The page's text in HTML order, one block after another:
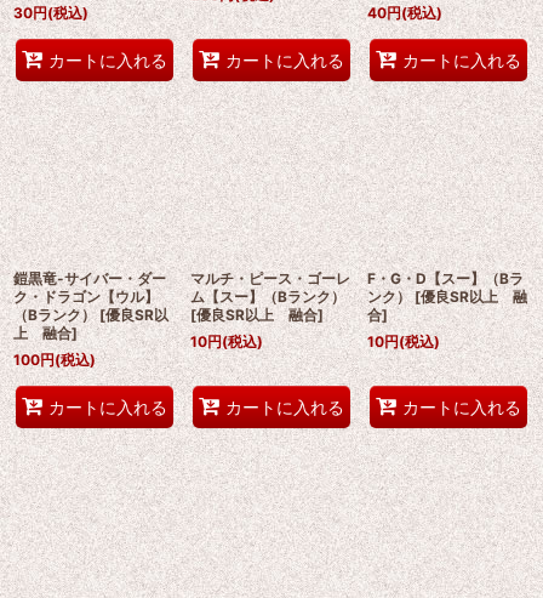
30円(税込)
カートに入れる カートに入れる
40円(税込)
カートに入れる
鎧黒竜-サイバー・ダー
ク・ドラゴン【ウル】
（Bランク） [優良SR以
上 融合]
100円(税込)
カートに入れる
マルチ・ピース・ゴーレ
ム【スー】（Bランク）
[優良SR以上 融合]
10円(税込)
カートに入れる
F・G・D【スー】（Bラ
ンク） [優良SR以上 融
合]
10円(税込)
カートに入れる